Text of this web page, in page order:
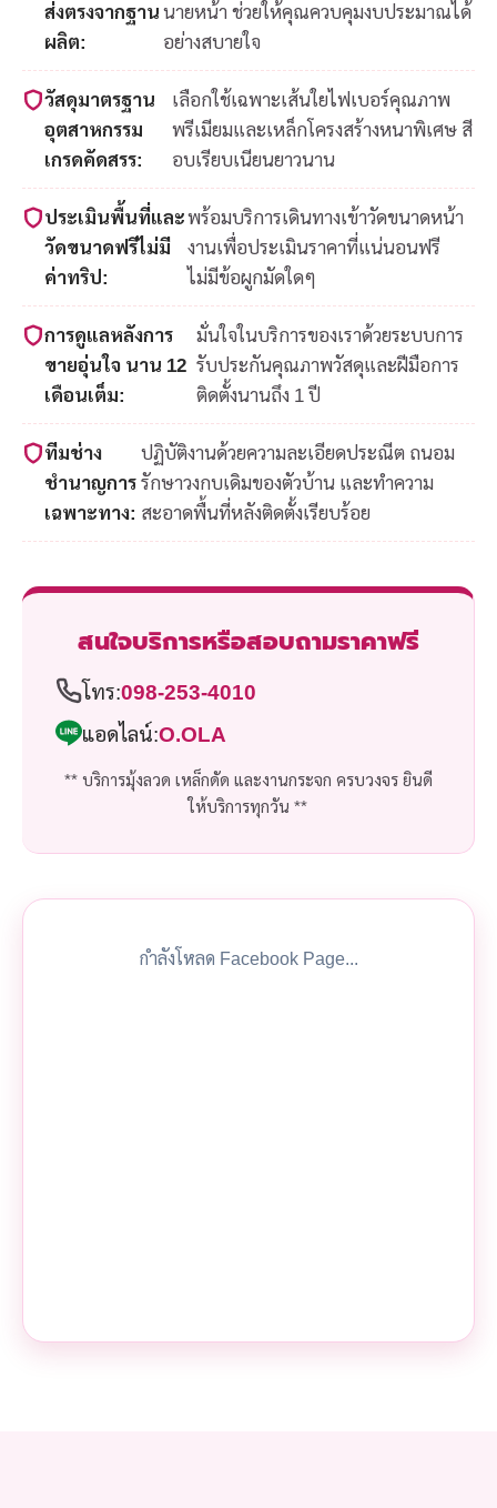
ส่งตรงจากฐาน
ผลิต:
นายหน้า ช่วยให้คุณควบคุมงบประมาณได้
อย่างสบายใจ
วัสดุมาตรฐาน
อุตสาหกรรม
เกรดคัดสรร:
เลือกใช้เฉพาะเส้นใยไฟเบอร์คุณภาพ
พรีเมียมและเหล็กโครงสร้างหนาพิเศษ สี
อบเรียบเนียนยาวนาน
ประเมินพื้นที่และ
วัดขนาดฟรีไม่มี
ค่าทริป:
พร้อมบริการเดินทางเข้าวัดขนาดหน้า
งานเพื่อประเมินราคาที่แน่นอนฟรี
ไม่มีข้อผูกมัดใดๆ
การดูแลหลังการ
ขายอุ่นใจ นาน 12
เดือนเต็ม:
มั่นใจในบริการของเราด้วยระบบการ
รับประกันคุณภาพวัสดุและฝีมือการ
ติดตั้งนานถึง 1 ปี
ทีมช่าง
ชำนาญการ
เฉพาะทาง:
ปฏิบัติงานด้วยความละเอียดประณีต ถนอม
รักษาวงกบเดิมของตัวบ้าน และทำความ
สะอาดพื้นที่หลังติดตั้งเรียบร้อย
สนใจบริการหรือสอบถามราคาฟรี
โทร:098-253-4010
แอดไลน์:O.OLA
** บริการมุ้งลวด เหล็กดัด และงานกระจก ครบวงจร ยินดี
ให้บริการทุกวัน **
กำลังโหลด Facebook Page...